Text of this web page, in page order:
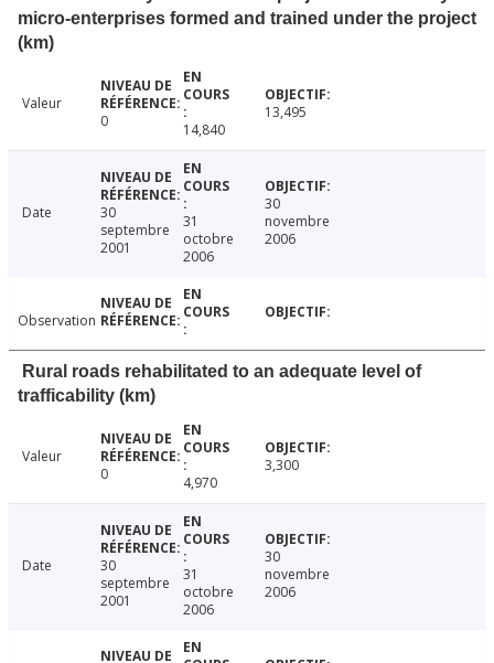
micro-enterprises formed and trained under the project
(km)
Valeur
0
14,840
13,495
Date
30
septembre
2001
31
octobre
2006
30
novembre
2006
Observation
Rural roads rehabilitated to an adequate level of
trafficability (km)
Valeur
0
4,970
3,300
Date
30
septembre
2001
31
octobre
2006
30
novembre
2006